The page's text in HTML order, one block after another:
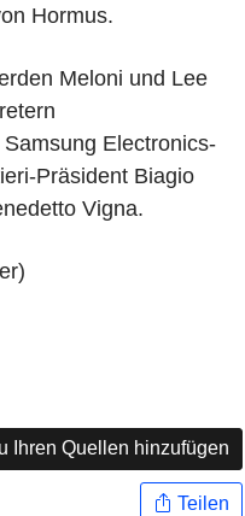
Hormus.
Meloni und Lee
Electronics-
Präsident Biagio
Vigna.
Ihren Quellen hinzufügen
Teilen